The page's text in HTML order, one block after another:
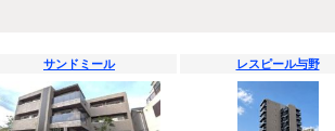
サンドミール レスピール与野